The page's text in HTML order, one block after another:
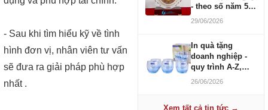
- Sau khi tìm hiểu kỹ về tình
hình đơn vị, nhân viên tư vấn
sẽ đưa ra giải pháp phù hợp
nhất .
- theo số năm 5,
10, 20, 30, 50
29/06/2026
In quà tặng
doanh nghiệp -
quy trình A-Z,
báo giá và thời
26/06/2026
Xem tất cả tin tức →